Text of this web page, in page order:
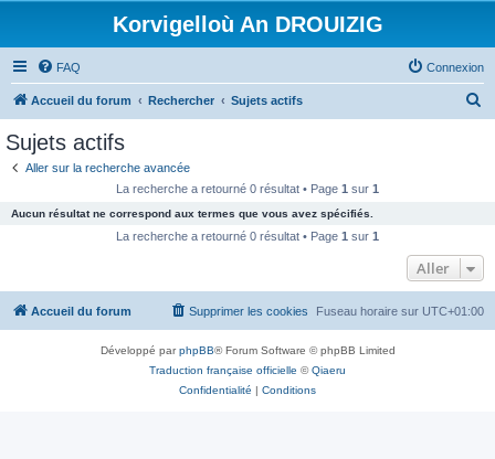
Korvigelloù An DROUIZIG
FAQ Connexion
Accueil du forum Rechercher Sujets actifs
c
e
Sujets actifs
Aller sur la recherche avancée
La recherche a retourné 0 résultat • Page 1 sur 1
Aucun résultat ne correspond aux termes que vous avez spécifiés.
La recherche a retourné 0 résultat • Page 1 sur 1
Aller
Accueil du forum Fuseau horaire sur UTC+01:00
Supprimer les cookies
Développé parphpBB® Forum Software © phpBB Limited
Traduction française officielle ©Qiaeru
Confidentialité | Conditions